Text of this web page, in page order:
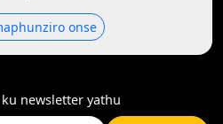
onse
newsletter yathu